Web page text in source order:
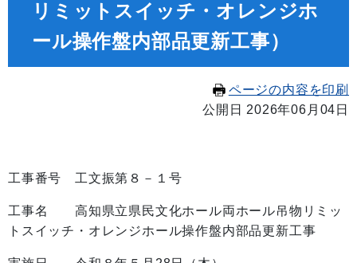
リミットスイッチ・オレンジホ
ール操作盤内部品更新工事）
ページの内容を印刷
公開日 2026年06月04日
工事番号 工文振第８－１号
工事名 高知県立県民文化ホール両ホール吊物リミッ
トスイッチ・オレンジホール操作盤内部品更新工事